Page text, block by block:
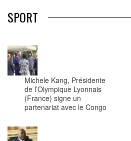
SPORT
Michele Kang, Présidente
de l’Olympique Lyonnais
(France) signe un
partenariat avec le Congo